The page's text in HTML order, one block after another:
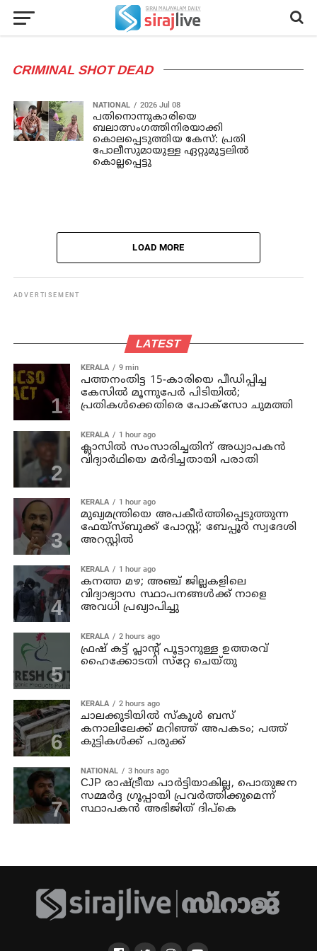
CRIMINAL SHOT DEAD
NATIONAL 2026 Jul 08
പതിനൊന്നുകാരിയെ
ബലാത്സംഗത്തിനിരയാക്കി
കൊലപ്പെടുത്തിയ കേസ്: പ്രതി
പോലീസുമായുള്ള ഏറ്റുമുട്ടലില്‍
കൊല്ലപ്പെട്ടു
LOAD MORE
ADVERTISEMENT
LATEST
KERALA 9 min
പത്തനംതിട്ട 15-കാരിയെ പീഡിപ്പിച്ച
കേസിൽ മൂന്നുപേർ പിടിയിൽ;
പ്രതികൾക്കെതിരെ പോക്സോ ചുമത്തി
KERALA 1 hour ago
ക്ലാസില്‍ സംസാരിച്ചതിന് അധ്യാപകന്‍
വിദ്യാര്‍ഥിയെ മര്‍ദിച്ചതായി പരാതി
KERALA 1 hour ago
മുഖ്യമന്ത്രിയെ അപകീർത്തിപ്പെടുത്തുന്ന
ഫേയ്സ്ബുക്ക് പോസ്റ്റ്; ബേപ്പൂർ സ്വദേശി
അറസ്റ്റിൽ
KERALA 1 hour ago
കനത്ത മഴ; അഞ്ച്‌ ജില്ലകളിലെ
വിദ്യാഭ്യാസ സ്ഥാപനങ്ങള്‍ക്ക് നാളെ
അവധി പ്രഖ്യാപിച്ചു
KERALA 2 hours ago
ഫ്രഷ് കട്ട് പ്ലാൻ്റ് പൂട്ടാനുള്ള ഉത്തരവ്
ഹൈക്കോടതി സ്‌റ്റേ ചെയ്തു
KERALA 2 hours ago
ചാലക്കുടിയില്‍ സ്‌കൂള്‍ ബസ്
കനാലിലേക്ക് മറിഞ്ഞ് അപകടം; പത്ത്
കുട്ടികള്‍ക്ക് പരുക്ക്
NATIONAL 3 hours ago
CJP രാഷ്ട്രീയ പാര്‍ട്ടിയാകില്ല, പൊതുജന
സമ്മർദ്ദ ഗ്രൂപ്പായി പ്രവർത്തിക്കുമെന്ന്
സ്ഥാപകൻ അഭിജിത് ദിപ്കെ